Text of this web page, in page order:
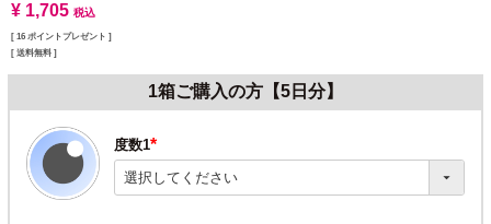
¥ 1,705 税込
[ 16 ポイントプレゼント ]
送料無料
1箱ご購入の方【5日分】
度数1
(必
須)